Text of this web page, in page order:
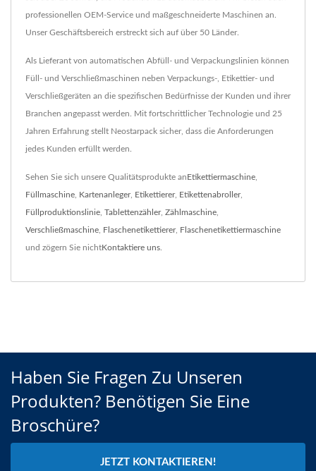
professionellen OEM-Service und maßgeschneiderte Maschinen an.
Unser Geschäftsbereich erstreckt sich auf über 50 Länder.
Als Lieferant von automatischen Abfüll- und Verpackungslinien können
Füll- und Verschließmaschinen neben Verpackungs-, Etikettier- und
Verschließgeräten an die spezifischen Bedürfnisse der Kunden und ihrer
Branchen angepasst werden. Mit fortschrittlicher Technologie und 25
Jahren Erfahrung stellt Neostarpack sicher, dass die Anforderungen
jedes Kunden erfüllt werden.
Sehen Sie sich unsere Qualitätsprodukte anEtikettiermaschine
Füllmaschine Kartenanleger, Etikettierer, Etikettenabroller,
Füllproduktionslinie Tablettenzähler, Zählmaschine
Verschließmaschine Flaschenetikettierer, Flaschenetikettiermaschine
und zögern Sie nichtKontaktiere uns
Haben Sie Fragen Zu Unseren
Produkten? Benötigen Sie Eine
Broschüre?
JETZT KONTAKTIEREN!